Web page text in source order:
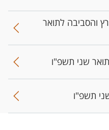
והסביבה לתואר
שני תשפ"ו
תשפ"ו